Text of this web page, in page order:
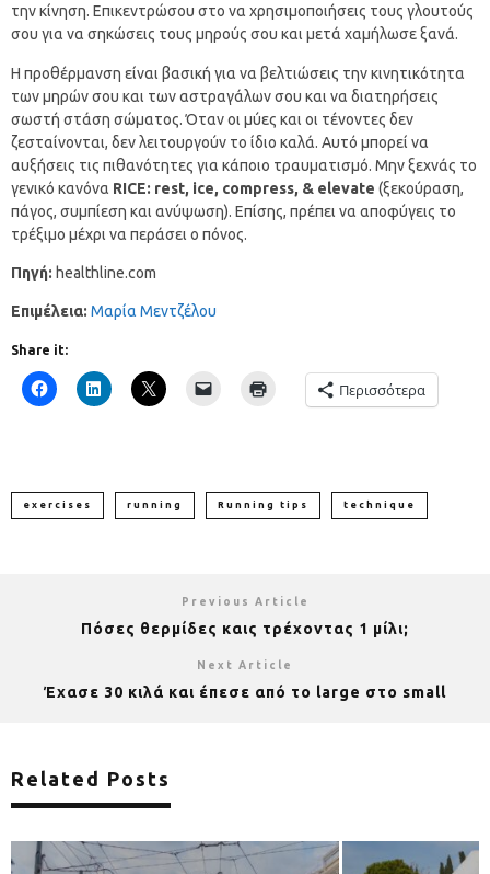
την κίνηση. Επικεντρώσου στο να χρησιμοποιήσεις τους γλουτούς
σου για να σηκώσεις τους μηρούς σου και μετά χαμήλωσε ξανά.
Η προθέρμανση είναι βασική για να βελτιώσεις την κινητικότητα
των μηρών σου και των αστραγάλων σου και να διατηρήσεις
σωστή στάση σώματος. Όταν οι μύες και οι τένοντες δεν
ζεσταίνονται, δεν λειτουργούν το ίδιο καλά. Αυτό μπορεί να
αυξήσεις τις πιθανότητες για κάποιο τραυματισμό. Μην ξεχνάς το
γενικό κανόνα RICE: rest, ice, compress, & elevate (ξεκούραση,
πάγος, συμπίεση και ανύψωση). Επίσης, πρέπει να αποφύγεις το
τρέξιμο μέχρι να περάσει ο πόνος.
Πηγή: healthline.com
Επιμέλεια: Μαρία Μεντζέλου
Share it:
Περισσότερα
exercises running Running tips technique
Previous Article
Πόσες θερμίδες καις τρέχοντας 1 μίλι;
Next Article
Έχασε 30 κιλά και έπεσε από το large στο small
Related Posts